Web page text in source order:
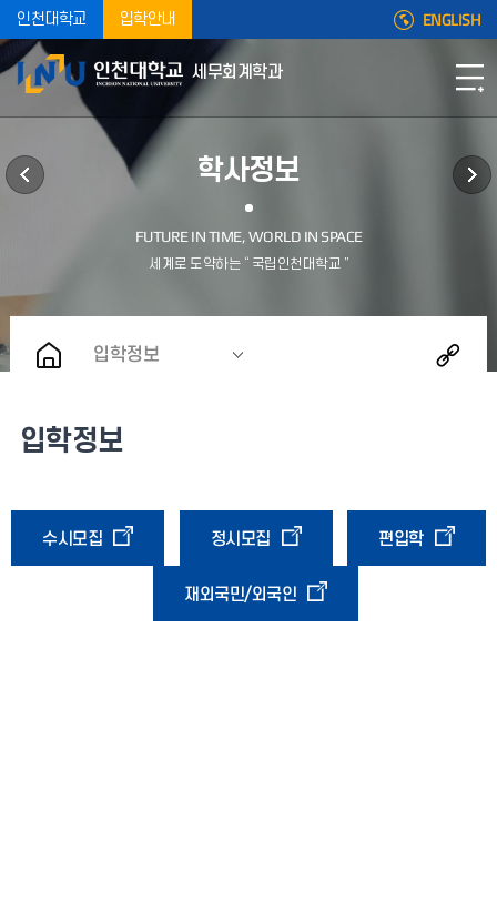
인천대학교 입학안내 ENGLISH
세무회계학과
학사정보
입학정보
입학정보
수시모집 정시모집 편입학
재외국민/외국인